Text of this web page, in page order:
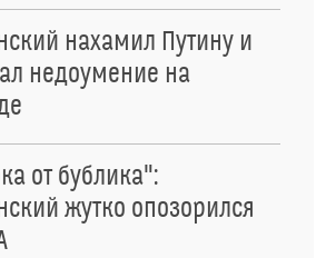
нахамил Путину и
недоумение на
от бублика":
жутко опозорился